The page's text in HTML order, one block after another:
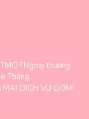
Ngoại thương
Thắng
MAI DICH VU GOMI